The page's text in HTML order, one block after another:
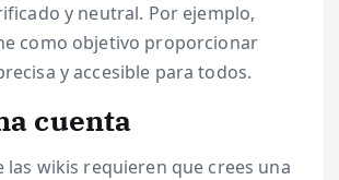
y neutral. Por ejemplo,
como objetivo proporcionar
y accesible para todos.
cuenta
las wikis requieren que crees una